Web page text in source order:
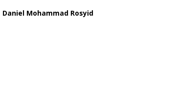
Daniel Mohammad Rosyid